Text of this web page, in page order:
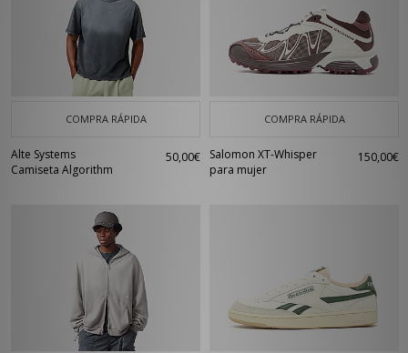
COMPRA RÁPIDA
Alte Systems
Camiseta Algorithm
50,00€
COMPRA RÁPIDA
Salomon XT-Whisper
para mujer
150,00€